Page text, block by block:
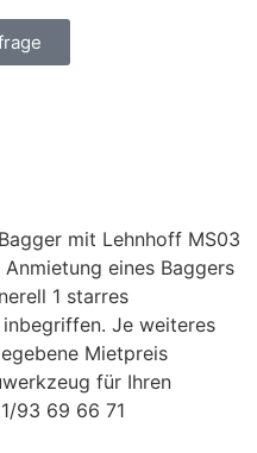
mit Lehnhoff MS03
eines Baggers
1 starres
Je weiteres
Mietpreis
für Ihren
93 69 66 71